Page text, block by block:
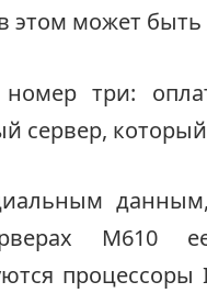
этом может быть
номер три:
сервер,
М610